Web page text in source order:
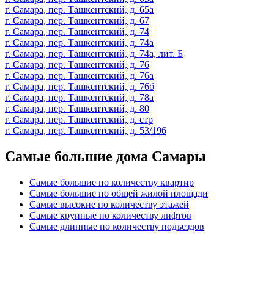
г. Самара, пер. Ташкентский, д. 65а
г. Самара, пер. Ташкентский, д. 67
г. Самара, пер. Ташкентский, д. 74
г. Самара, пер. Ташкентский, д. 74а
г. Самара, пер. Ташкентский, д. 74а, лит. Б
г. Самара, пер. Ташкентский, д. 76
г. Самара, пер. Ташкентский, д. 76а
г. Самара, пер. Ташкентский, д. 76б
г. Самара, пер. Ташкентский, д. 78а
г. Самара, пер. Ташкентский, д. 80
г. Самара, пер. Ташкентский, д. стр
г. Самара, пер. Ташкентский, д. 53/196
Самые большие дома Самары
Самые большие по количеству квартир
Самые большие по общей жилой площади
Самые высокие по количеству этажей
Самые крупные по количеству лифтов
Самые длинные по количеству подъездов